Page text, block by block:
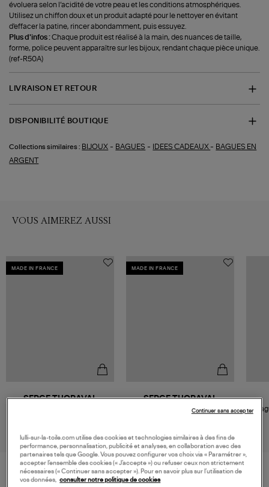
évoluera selon l’acidité de votre peau et les conditions atmosphériques.
Utilisez un chiffon doux et un produit adapté pour le nettoyer en évitant
d'effacer la patine, rincer abondamment, puis essuyez.
Plus d'infos :Chaque produit est réalisé à la main, des nuances de taille,
forme, police peuvent apparaître sur les bijoux, rendant chaque pièce unique.
(ref-R50A)
LIVRAISON ET RETOUR
DISPONIBILITÉ BOUTIQUE
Collections similaires : BIJOUX - BAGUES - IDEES CADEAUX - BAGUES EN
ARGENT
VOUS AIMEREZ AUSSI
MADE IN FRANCE
SERGE THORAVAL
MADE IN FRANCE
SERGE THORAVAL
Bague Rivetée La Nuit Large
lulli-sur-la-toile.com utilise des cookies et technologies similaires à des fins de
performance, personnalisation, publicité et analyses, en collaboration avec des
partenaires tels que Google. Vous pouvez configurer vos choix via « Paramétrer »,
accepter l’ensemble des cookies (« J’accepte ») ou refuser ceux non strictement
nécessaires (« Continuer sans accepter »). Pour en savoir plus sur l’utilisation de
vos données, consulter notre politique de cookies
Continuer sans accepter